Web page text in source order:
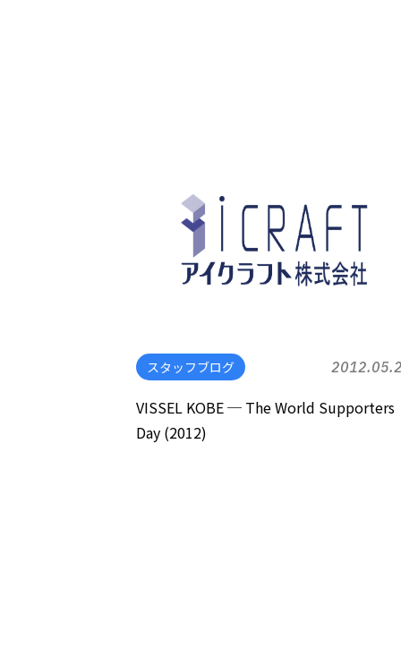
スタッフブログ
VISSEL KOBE ─ The World Supporters
Day (2012)